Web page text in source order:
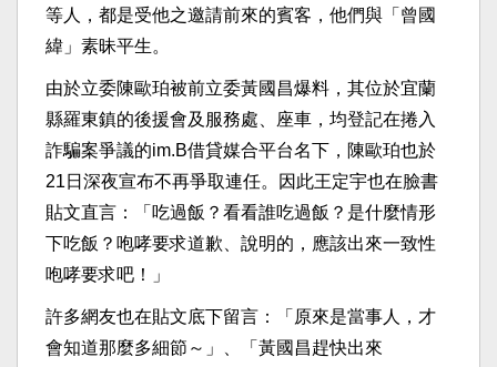
等人，都是受他之邀請前來的賓客，他們與「曾國
緯」素昧平生。
由於立委陳歐珀被前立委黃國昌爆料，其位於宜蘭
縣羅東鎮的後援會及服務處、座車，均登記在捲入
詐騙案爭議的im.B借貸媒合平台名下，陳歐珀也於
21日深夜宣布不再爭取連任。因此王定宇也在臉書
貼文直言：「吃過飯？看看誰吃過飯？是什麼情形
下吃飯？咆哮要求道歉、說明的，應該出來一致性
咆哮要求吧！」
許多網友也在貼文底下留言：「原來是當事人，才
會知道那麼多細節～」、「黃國昌趕快出來